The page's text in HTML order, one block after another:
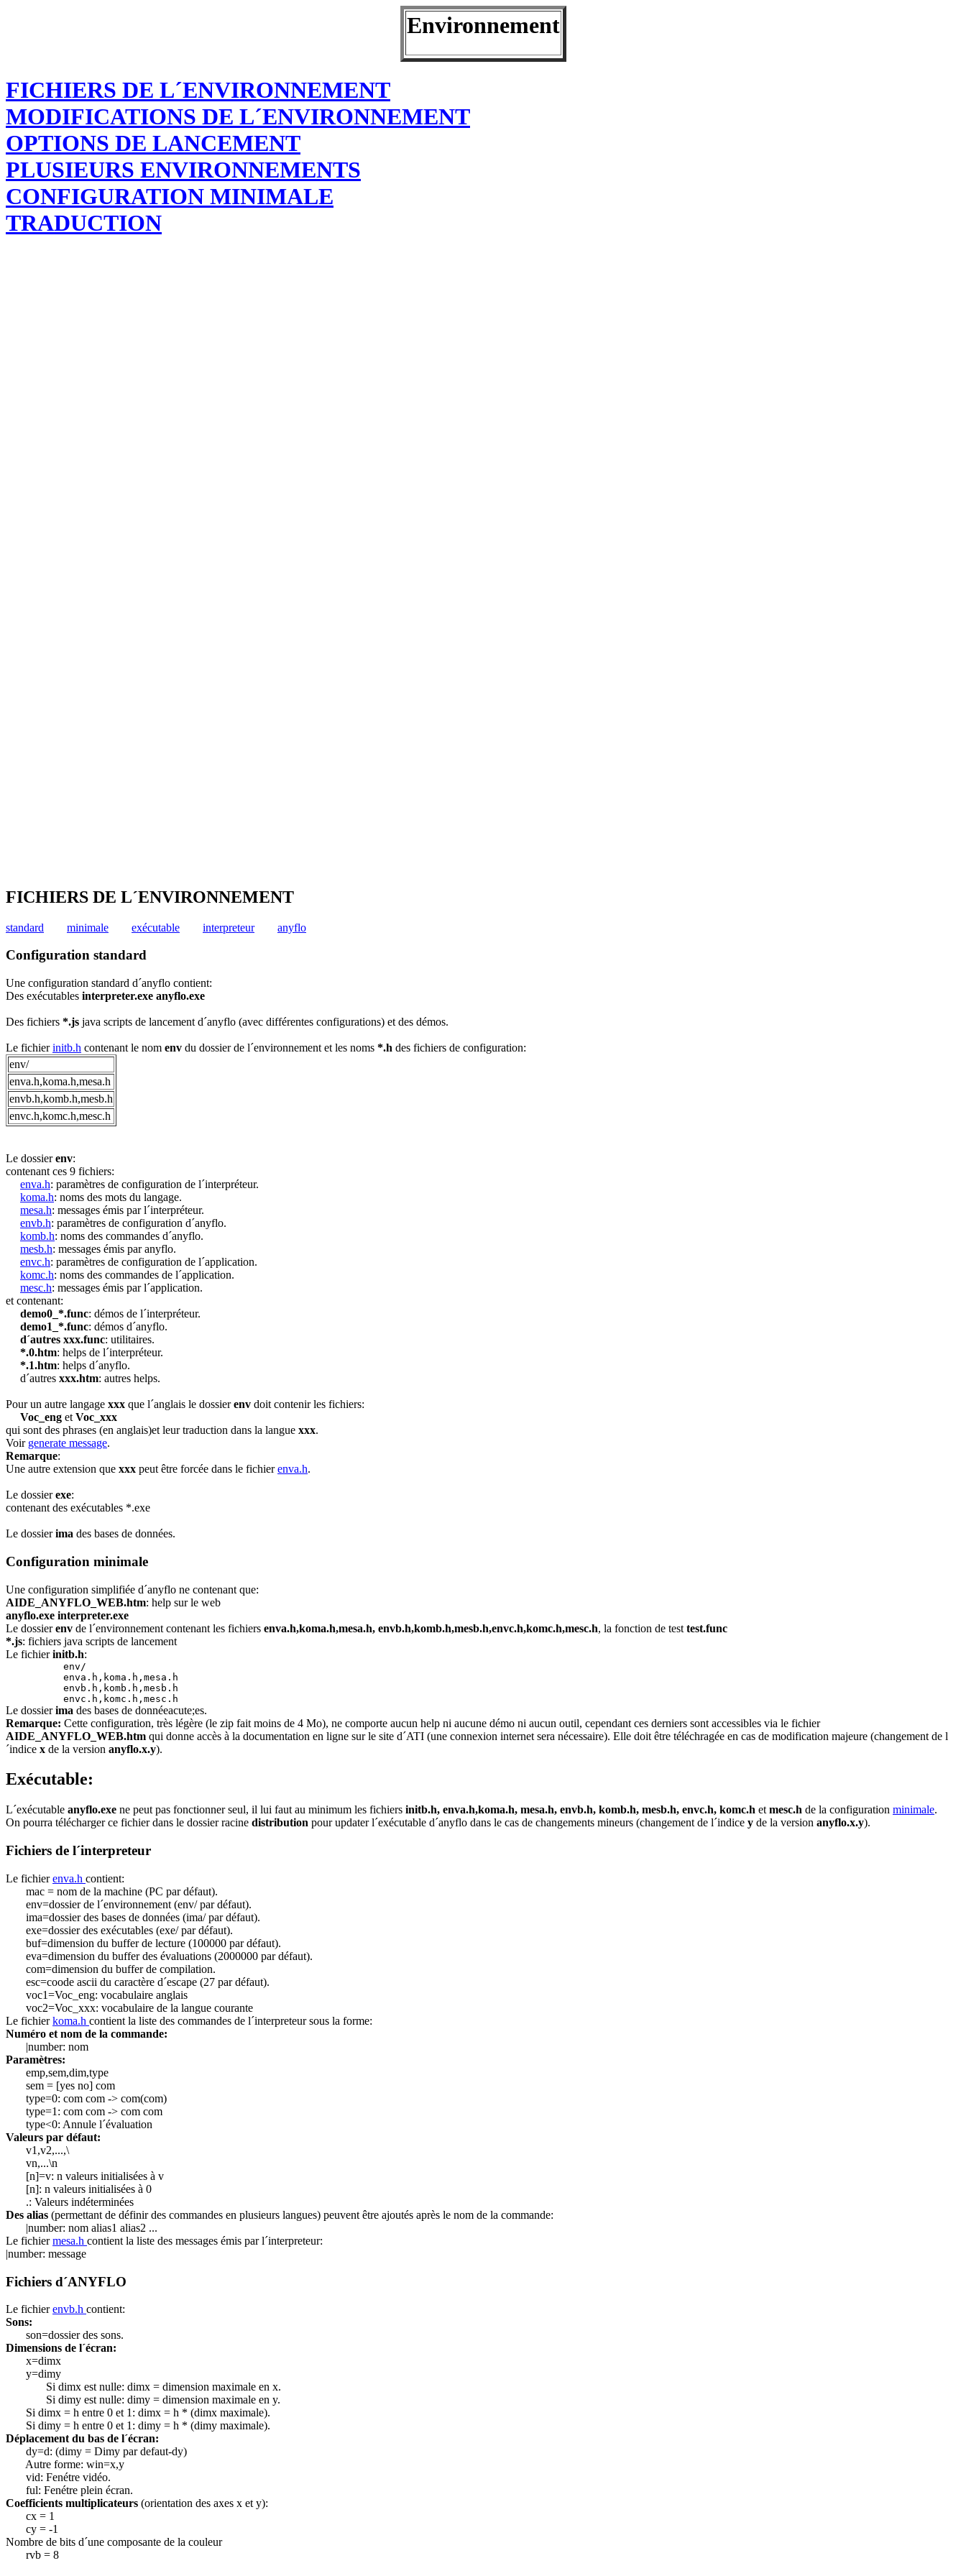
Environnement
FICHIERS DE L´ENVIRONNEMENT
MODIFICATIONS DE L´ENVIRONNEMENT
OPTIONS DE LANCEMENT
PLUSIEURS ENVIRONNEMENTS
CONFIGURATION MINIMALE
TRADUCTION
FICHIERS DE L´ENVIRONNEMENT
standard minimale exécutable interpreteur anyflo
Configuration standard
Une configuration standard d´anyflo contient:
Des exécutables interpreter.exe anyflo.exe
Des fichiers *.js java scripts de lancement d´anyflo (avec différentes configurations) et des démos.
Le fichierinitb.h contenant le nom env du dossier de l´environnement et les noms *.h des fichiers de configuration:
env/
enva.h,koma.h,mesa.h
envb.h,komb.h,mesb.h
envc.h,komc.h,mesc.h
Le dossierenv:
contenant ces 9 fichiers:
enva.h: paramètres de configuration de l´interpréteur.
koma.h: noms des mots du langage.
mesa.h: messages émis par l´interpréteur.
envb.h: paramètres de configuration d´anyflo.
komb.h: noms des commandes d´anyflo.
mesb.h: messages émis par anyflo.
envc.h: paramètres de configuration de l´application.
komc.h: noms des commandes de l´application.
mesc.h: messages émis par l´application.
et contenant:
demo0_*.func: démos de l´interpréteur.
demo1_*.func: démos d´anyflo.
d´autres xxx.func: utilitaires.
*.0.htm: helps de l´interpréteur.
*.1.htm: helps d´anyflo.
d´autres xxx.htm: autres helps.
Pour un autre langage xxx que l´anglais le dossierenv doit contenir les fichiers:
Voc_eng et Voc_xxx
qui sont des phrases (en anglais)et leur traduction dans la langue xxx.
Voir generate message.
Remarque:
Une autre extension que xxx peut être forcée dans le fichierenva.h.
Le dossierexe:
contenant des exécutables *.exe
Le dossierima des bases de données.
Configuration minimale
Une configuration simplifiée d´anyflo ne contenant que:
AIDE_ANYFLO_WEB.htm: help sur le web
anyflo.exe interpreter.exe
Le dossierenv de l´environnement contenant les fichiers enva.h,koma.h,mesa.h, envb.h,komb.h,mesb.h,envc.h,komc.h,mesc.h, la fonction de test test.func
*.js: fichiers java scripts de lancement
Le fichierinitb.h:
env/
enva.h,koma.h,mesa.h
envb.h,komb.h,mesb.h
envc.h,komc.h,mesc.h
Le dossierima des bases de donnéeacute;es.
Remarque: Cette configuration, très légère (le zip fait moins de 4 Mo), ne comporte aucun help ni aucune démo ni aucun outil, cependant ces derniers sont accessibles via le fichier
AIDE_ANYFLO_WEB.htm qui donne accès à la documentation en ligne sur le site d´ATI (une connexion internet sera nécessaire). Elle doit être téléchragée en cas de modification majeure (changement de l
´indice x de la version anyflo.x.y).
Exécutable:
L´exécutable anyflo.exe ne peut pas fonctionner seul, il lui faut au minimum les fichiers initb.h, enva.h,koma.h, mesa.h, envb.h, komb.h, mesb.h, envc.h, komc.h et mesc.h de la configuration minimale.
On pourra télécharger ce fichier dans le dossier racine distribution pour updater l´exécutable d´anyflo dans le cas de changements mineurs (changement de l´indice y de la version anyflo.x.y).
Fichiers de l´interpreteur
Le fichierenva.h contient:
mac = nom de la machine (PC par défaut).
env=dossier de l´environnement (env/ par défaut).
ima=dossier des bases de données (ima/ par défaut).
exe=dossier des exécutables (exe/ par défaut).
buf=dimension du buffer de lecture (100000 par défaut).
eva=dimension du buffer des évaluations (2000000 par défaut).
com=dimension du buffer de compilation.
esc=coode ascii du caractère d´escape (27 par défaut).
voc1=Voc_eng: vocabulaire anglais
voc2=Voc_xxx: vocabulaire de la langue courante
Le fichierkoma.h contient la liste des commandes de l´interpreteur sous la forme:
Numéro et nom de la commande:
|number: nom
Paramètres:
emp,sem,dim,type
sem = [yes no] com
type=0: com com -> com(com)
type=1: com com -> com com
type<0: Annule l´évaluation
Valeurs par défaut:
v1,v2,...,\
vn,...\n
[n]=v: n valeurs initialisées à v
[n]: n valeurs initialisées à 0
.: Valeurs indéterminées
Des alias (permettant de définir des commandes en plusieurs langues) peuvent être ajoutés après le nom de la commande:
|number: nom alias1 alias2 ...
Le fichiermesa.h contient la liste des messages émis par l´interpreteur:
|number: message
Fichiers d´ANYFLO
Le fichierenvb.h contient:
Sons:
son=dossier des sons.
Dimensions de l´écran:
x=dimx
y=dimy
Si dimx est nulle: dimx = dimension maximale en x.
Si dimy est nulle: dimy = dimension maximale en y.
Si dimx = h entre 0 et 1: dimx = h * (dimx maximale).
Si dimy = h entre 0 et 1: dimy = h * (dimy maximale).
Déplacement du bas de l´écran:
dy=d: (dimy = Dimy par defaut-dy)
Autre forme: win=x,y
vid: Fenétre vidéo.
ful: Fenétre plein écran.
Coefficients multiplicateurs (orientation des axes x et y):
cx = 1
cy = -1
Nombre de bits d´une composante de la couleur
rvb = 8